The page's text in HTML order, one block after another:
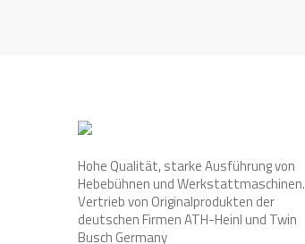
Hohe Qualität, starke Ausführung von
Hebebühnen und Werkstattmaschinen.
Vertrieb von Originalprodukten der
deutschen Firmen ATH-Heinl und Twin
Busch Germany